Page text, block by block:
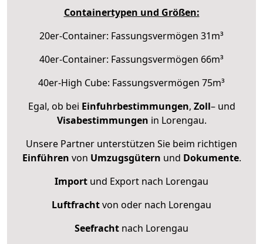
Containertypen und Größen:
20er-Container: Fassungsvermögen 31m³
40er-Container: Fassungsvermögen 66m³
40er-High Cube: Fassungsvermögen 75m³
Egal, ob bei Einfuhrbestimmungen, Zoll– und
Visabestimmungen in Lorengau.
Unsere Partner unterstützen Sie beim richtigen
Einführen von Umzugsgütern und Dokumente.
Import und Export nach Lorengau
Luftfrachtvon oder nach Lorengau
Seefracht nach Lorengau